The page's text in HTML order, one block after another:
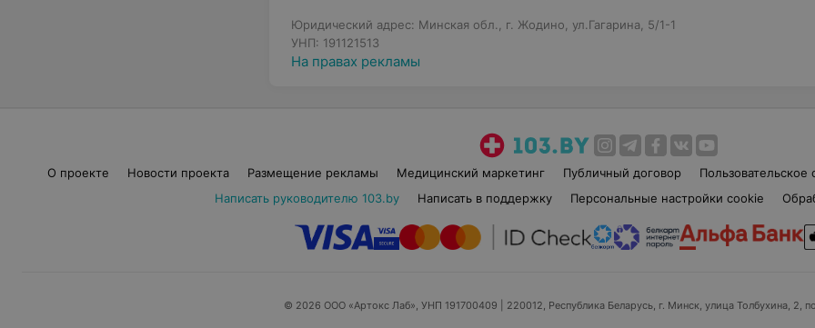
Юридический адрес: Минская обл., г. Жодино, ул.Гагарина, 5/1-1
УНП: 191121513
На правах рекламы
О проекте Новости проекта Размещение рекламы Медицинский маркетинг Публичный договор Пользовательское
Написать руководителю 103.by
Написать в поддержку Персональные настройки cookie
© 2026 ООО «Артокс Лаб», УНП 191700409 | 220012, Республика Беларусь, г. Минск, улица Толбухина, 2,